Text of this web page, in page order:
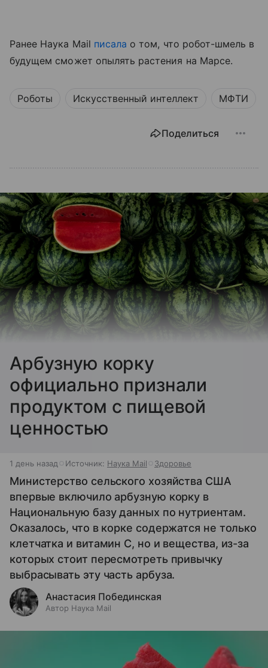
Ранее Наука Mail писала о том, что робот-шмель в
будущем сможет опылять растения на Марсе.
Роботы Искусственный интеллект МФТИ
Поделиться
Арбузную корку
официально признали
продуктом с пищевой
ценностью
1 день назад Источник: Наука Mail Здоровье
Министерство сельского хозяйства США
впервые включило арбузную корку в
Национальную базу данных по нутриентам.
Оказалось, что в корке содержатся не только
клетчатка и витамин С, но и вещества, из-за
которых стоит пересмотреть привычку
выбрасывать эту часть арбуза.
Анастасия Побединская
Автор Наука Mail